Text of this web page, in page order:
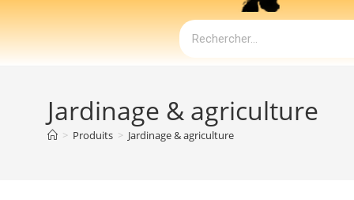
Jardinage & agriculture
> Produits > Jardinage & agriculture